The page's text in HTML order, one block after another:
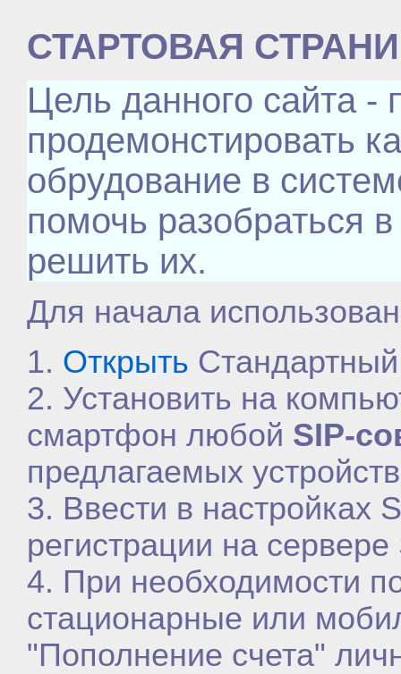
СТАРТОВАЯ
Цель данного сайта -
продемонстировать
обрудование в
помочь разобраться
решить их.
Для начала
1. Открыть
2. Установить на
смартфон любой SIP-
предлагаемых
3. Ввести в настройках
регистрации на
4. При необходимости
стационарные или
"Пополнение счета"